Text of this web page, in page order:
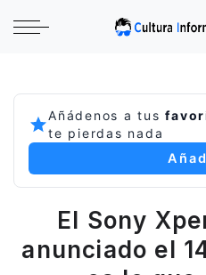
Añádenos a tus
te pierdas nada
El Sony
anunciado el